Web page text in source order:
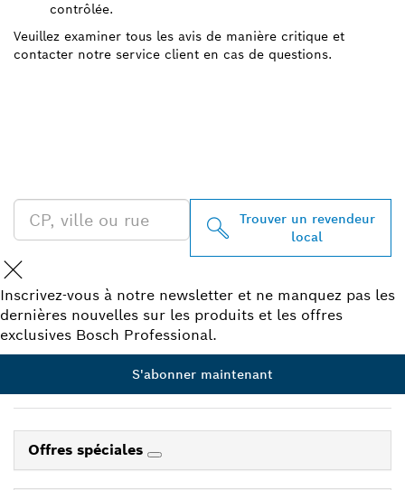
contrôlée.
Veuillez examiner tous les avis de manière critique et
contacter notre service client en cas de questions.
Trouver un revendeur
local
Inscrivez-vous à notre newsletter et ne manquez pas les
dernières nouvelles sur les produits et les offres
exclusives Bosch Professional.
S'abonner maintenant
Offres spéciales